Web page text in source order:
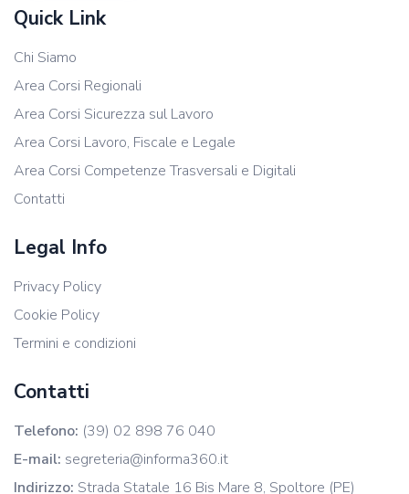
Quick Link
Chi Siamo
Area Corsi Regionali
Area Corsi Sicurezza sul Lavoro
Area Corsi Lavoro, Fiscale e Legale
Area Corsi Competenze Trasversali e Digitali
Contatti
Legal Info
Privacy Policy
Cookie Policy
Termini e condizioni
Contatti
Telefono: (39) 02 898 76 040
E-mail: segreteria@informa360.it
Indirizzo: Strada Statale 16 Bis Mare 8, Spoltore (PE)